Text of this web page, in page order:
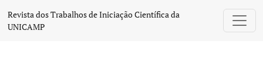
Associação entre desempenho escolar, estado de saúde
Revista dos Trabalhos de Iniciação Científica da
UNICAMP